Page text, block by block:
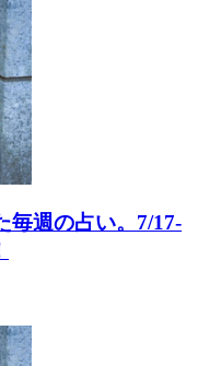
毎週の占い。7/17-